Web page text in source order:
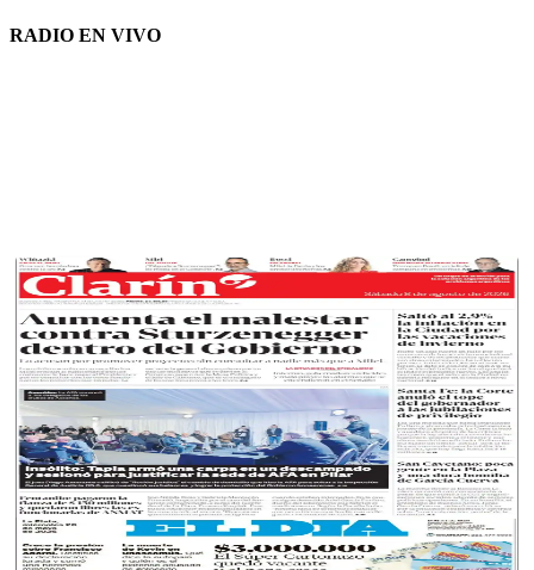
RADIO EN VIVO